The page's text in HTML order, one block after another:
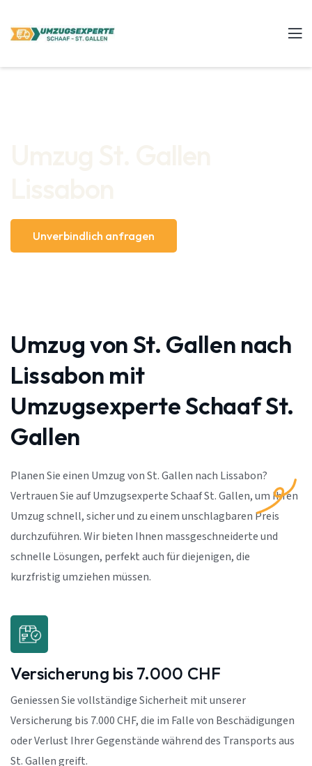
Unverbindlich anfragen
Umzug von St. Gallen nach
Lissabon mit
Umzugsexperte Schaaf St.
Gallen
Planen Sie einen Umzug von St. Gallen nach Lissabon?
Vertrauen Sie auf Umzugsexperte Schaaf St. Gallen, um Ihren
Umzug schnell, sicher und zu einem unschlagbaren Preis
durchzuführen. Wir bieten Ihnen massgeschneiderte und
schnelle Lösungen, perfekt auch für diejenigen, die
kurzfristig umziehen müssen.
Versicherung bis 7.000 CHF
Geniessen Sie vollständige Sicherheit mit unserer
Versicherung bis 7.000 CHF, die im Falle von Beschädigungen
oder Verlust Ihrer Gegenstände während des Transports aus
St. Gallen greift.